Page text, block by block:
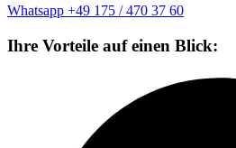
Whatsapp +49 175 / 470 37 60
Ihre Vorteile auf einen Blick: